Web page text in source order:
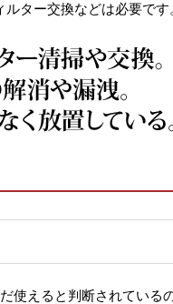
ター交換などは必要です
使えると判断されている